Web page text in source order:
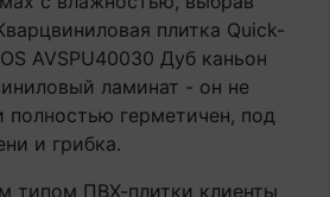
плитка Quick-
AVSPU40030 Дуб каньон
ламинат - он не
полностью герметичен, под
и грибка.
типом ПВХ-плитки клиенты